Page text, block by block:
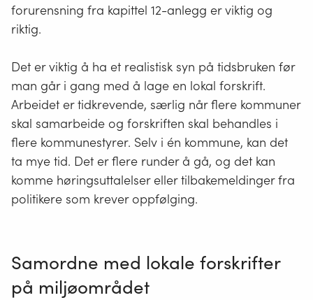
forurensning fra kapittel 12-anlegg er viktig og
riktig.
Det er viktig å ha et realistisk syn på tidsbruken før
man går i gang med å lage en lokal forskrift.
Arbeidet er tidkrevende, særlig når flere kommuner
skal samarbeide og forskriften skal behandles i
flere kommunestyrer. Selv i én kommune, kan det
ta mye tid. Det er flere runder å gå, og det kan
komme høringsuttalelser eller tilbakemeldinger fra
politikere som krever oppfølging.
Samordne med lokale forskrifter
på miljøområdet